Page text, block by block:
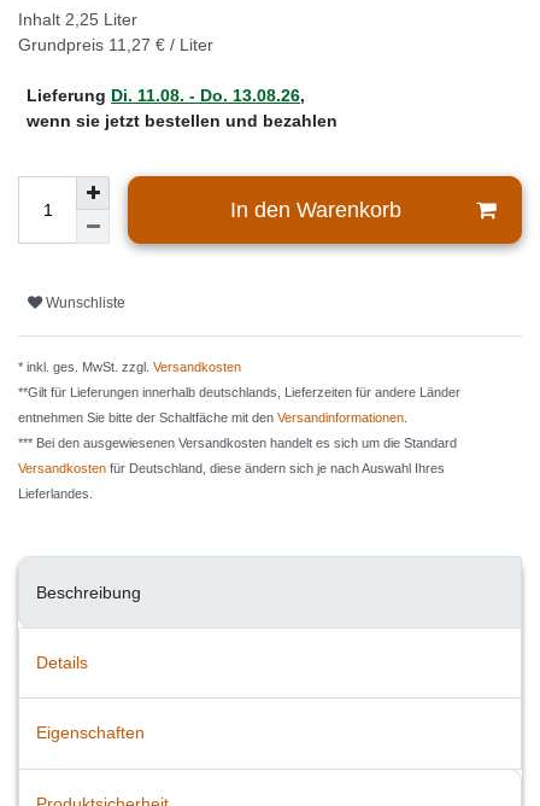
Inhalt 2,25 Liter
Grundpreis 11,27 € / Liter
Lieferung Di. 11.08. - Do. 13.08.26,
wenn sie jetzt bestellen und bezahlen
In den Warenkorb
Wunschliste
* inkl. ges. MwSt. zzgl. Versandkosten
**Gilt für Lieferungen innerhalb deutschlands, Lieferzeiten für andere Länder
entnehmen Sie bitte der Schaltfäche mit den Versandinformationen
*** Bei den ausgewiesenen Versandkosten handelt es sich um die Standard
Versandkosten für Deutschland, diese ändern sich je nach Auswahl Ihres
Lieferlandes.
Beschreibung
Details
Eigenschaften